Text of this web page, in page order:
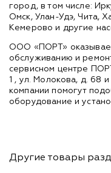
город, в том числе:
Омск, Улан-Удэ, Чита,
Кемерово и другие
ООО «ПОРТ»
обслуживанию и
сервисном центре
1 , ул. Молокова, д. 68
компании помогут
оборудование и
Другие товары